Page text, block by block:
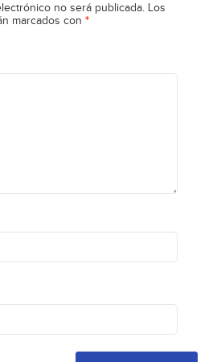
no será publicada. Los
marcados con *